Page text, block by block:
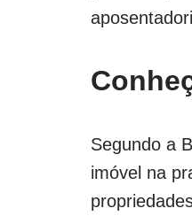
Segundo a
imóvel na